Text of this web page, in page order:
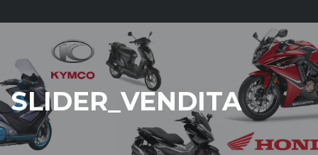
SLIDER_VENDITA